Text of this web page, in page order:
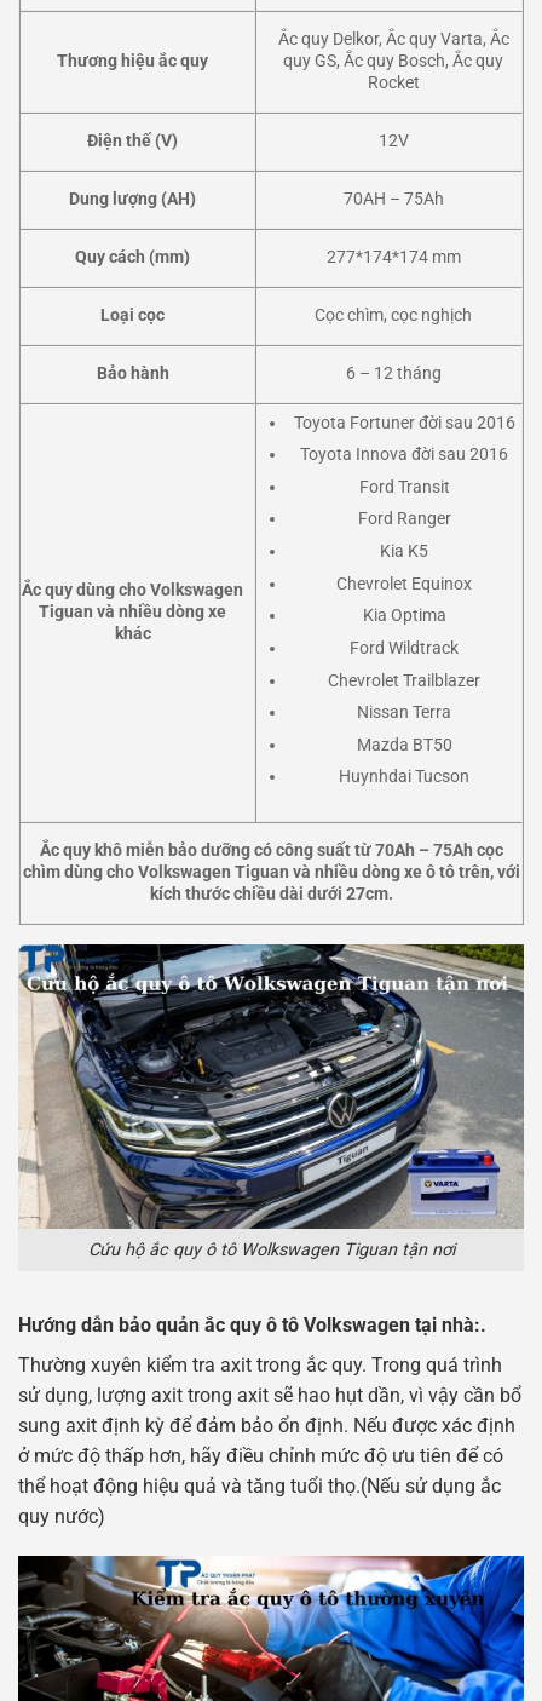
Thương hiệu ắc quy
Ắc quy Delkor, Ắc quy Varta, Ắc
quy GS, Ắc quy Bosch, Ắc quy
Rocket
Điện thế (V) 12V
Dung lượng (AH) 70AH – 75Ah
Quy cách (mm) 277*174*174 mm
Loại cọc Cọc chìm, cọc nghịch
Bảo hành 6 – 12 tháng
Ắc quy dùng cho Volkswagen
Tiguan và nhiều dòng xe
khác
Toyota Fortuner đời sau 2016
Toyota Innova đời sau 2016
Ford Transit
Ford Ranger
Kia K5
Chevrolet Equinox
Kia Optima
Ford Wildtrack
Chevrolet Trailblazer
Nissan Terra
Mazda BT50
Huynhdai Tucson
Ắc quy khô miễn bảo dưỡng có công suất từ 70Ah – 75Ah cọc
chìm dùng cho Volkswagen Tiguan và nhiều dòng xe ô tô trên, với
kích thước chiều dài dưới 27cm.
Cứu hộ ắc quy ô tô Wolkswagen Tiguan tận nơi
Hướng dẫn bảo quản ắc quy ô tô Volkswagen tại nhà:.
Thường xuyên kiểm tra axit trong ắc quy. Trong quá trình
sử dụng, lượng axit trong axit sẽ hao hụt dần, vì vậy cần bổ
sung axit định kỳ để đảm bảo ổn định. Nếu được xác định
ở mức độ thấp hơn, hãy điều chỉnh mức độ ưu tiên để có
thể hoạt động hiệu quả và tăng tuổi thọ.(Nếu sử dụng ắc
quy nước)